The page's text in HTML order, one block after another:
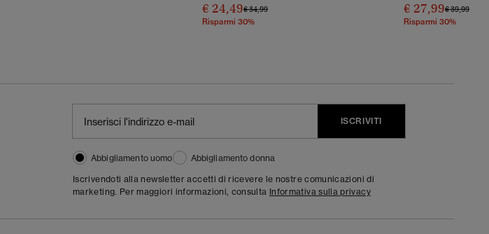
€ 24,49Prezzo Ridotto Da
€ 34,99A
Risparmi 30%
€ 27,99Prezzo
€ 39,99A
Risparmi 30%
ISCRIVITI
Abbigliamento uomo
Abbigliamento donna
Iscrivendoti alla newsletter accetti di ricevere le nostre comunicazioni di
marketing. Per maggiori informazioni, consulta Informativa sulla privacy